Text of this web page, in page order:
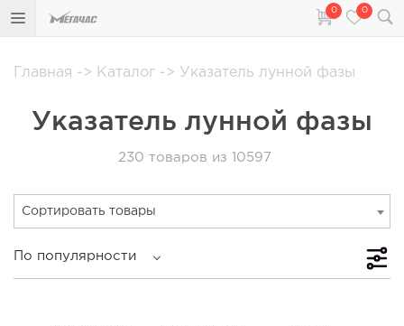
0 0
Главная -> Каталог -> Указатель лунной фазы
Указатель лунной фазы
230 товаров из 10597
Сортировать товары
По популярности